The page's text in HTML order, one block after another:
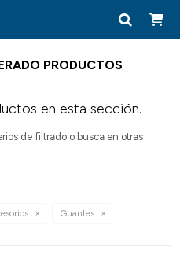
PRODUCTOS
en esta sección.
de filtrado o busca en otras
Guantes